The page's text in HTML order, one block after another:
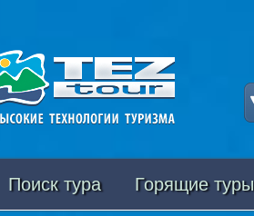
Поиск тура Горящие туры